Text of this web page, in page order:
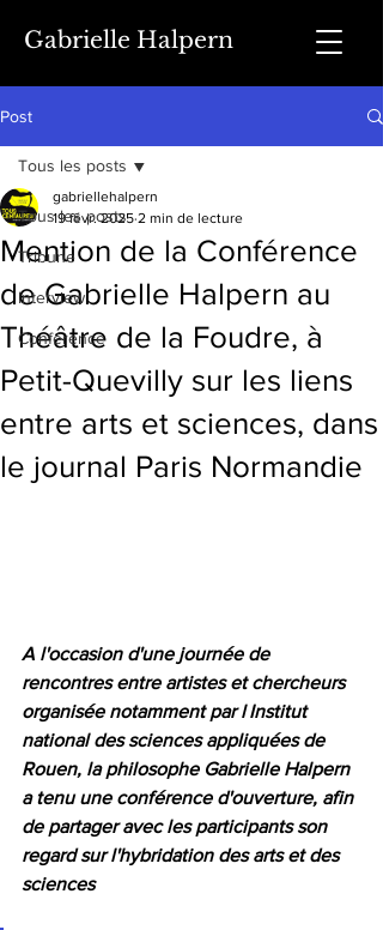
Gabrielle Halpern
Post
Tous les posts
Tribune
Interview
Conférence
Tous les posts
Mention de la Conférence
de Gabrielle Halpern au
Théâtre de la Foudre, à
Petit-Quevilly sur les liens
entre arts et sciences, dans
le journal Paris Normandie
gabriellehalpern
19 févr. 2025 2 min de lecture
A l'occasion d'une journée de
rencontres entre artistes et chercheurs
organisée notamment par l'Institut
national des sciences appliquées de
Rouen, la philosophe Gabrielle Halpern
a tenu une conférence d'ouverture, afin
de partager avec les participants son
regard sur l'hybridation des arts et des
sciences